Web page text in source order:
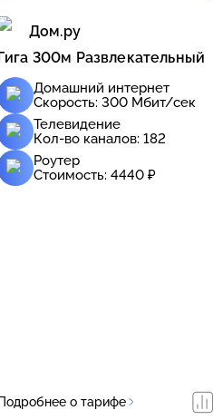
Дом.ру
300м Развлекательный
Домашний интернет
Скорость: 300 Мбит/сек
Телевидение
Кол-во каналов: 182
Роутер
Стоимость: 4440 ₽
Подробнее о тарифе